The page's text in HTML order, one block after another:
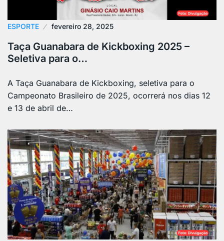
ESPORTE fevereiro 28, 2025
Taça Guanabara de Kickboxing 2025 –
Seletiva para o…
A Taça Guanabara de Kickboxing, seletiva para o
Campeonato Brasileiro de 2025, ocorrerá nos dias 12
e 13 de abril de…